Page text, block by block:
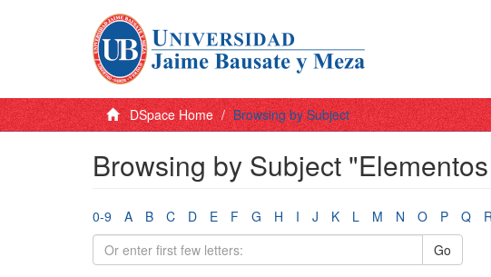
DSpace Home Browsing by Subject
Browsing by Subject
0-9 A B C D E F G H I J K L M N O P Q
Go